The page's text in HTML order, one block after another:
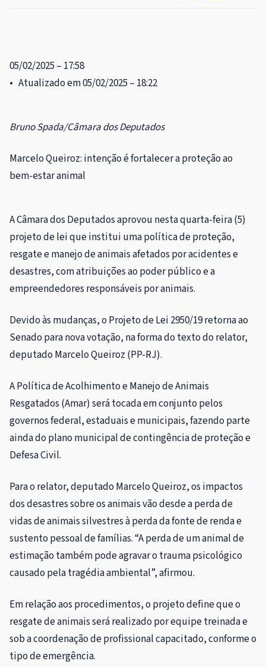
05/02/2025 – 17:58
• Atualizado em 05/02/2025 – 18:22
Bruno Spada/Câmara dos Deputados
Marcelo Queiroz: intenção é fortalecer a proteção ao
bem-estar animal
A Câmara dos Deputados aprovou nesta quarta-feira (5)
projeto de lei que institui uma política de proteção,
resgate e manejo de animais afetados por acidentes e
desastres, com atribuições ao poder público e a
empreendedores responsáveis por animais.
Devido às mudanças, o Projeto de Lei 2950/19 retorna ao
Senado para nova votação, na forma do texto do relator,
deputado Marcelo Queiroz (PP-RJ).
A Política de Acolhimento e Manejo de Animais
Resgatados (Amar) será tocada em conjunto pelos
governos federal, estaduais e municipais, fazendo parte
ainda do plano municipal de contingência de proteção e
Defesa Civil.
Para o relator, deputado Marcelo Queiroz, os impactos
dos desastres sobre os animais vão desde a perda de
vidas de animais silvestres à perda da fonte de renda e
sustento pessoal de famílias. “A perda de um animal de
estimação também pode agravar o trauma psicológico
causado pela tragédia ambiental”, afirmou.
Em relação aos procedimentos, o projeto define que o
resgate de animais será realizado por equipe treinada e
sob a coordenação de profissional capacitado, conforme o
tipo de emergência.